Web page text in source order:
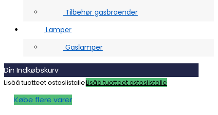
Tilbehør gasbraender
Lamper
Gaslamper
Din Indkøbskurv
Lisää tuotteet ostoslistalleLisää tuotteet ostoslistalle
Købe flere varer